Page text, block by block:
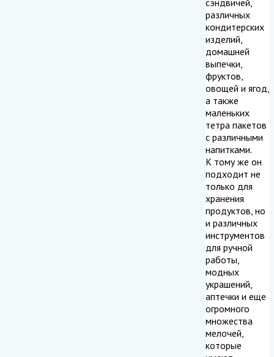
различных
кондитерских
изделий,
домашней
выпечки,
фруктов,
овощей и ягод,
а также
маленьких
тетра пакетов
с различными
напитками.
К тому же он
подходит не
только для
хранения
продуктов, но
и различных
инструментов
для ручной
работы,
модных
украшений,
аптечки и еще
огромного
множества
мелочей,
которые